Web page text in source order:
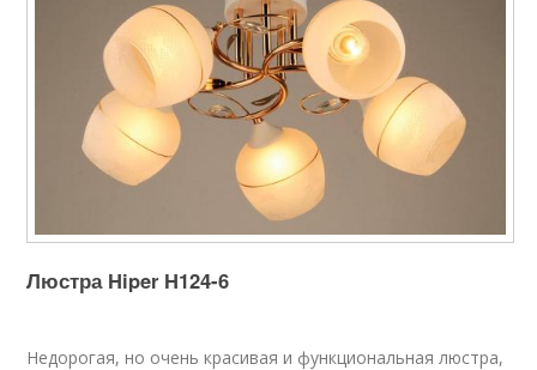
Люстра Hiper H124-6
Недорогая, но очень красивая и функциональная люстра,